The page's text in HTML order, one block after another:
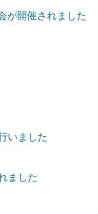
が開催されました
いました
ました